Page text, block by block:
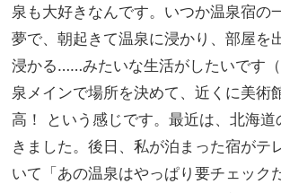
泉も大好きなんです。いつか温泉宿の
夢で、朝起きて温泉に浸かり、部屋を
浸かる……みたいな生活がしたいです
泉メインで場所を決めて、近くに美術
高！ という感じです。最近は、北海
きました。後日、私が泊まった宿がテ
いて「あの温泉はやっぱり要チェック